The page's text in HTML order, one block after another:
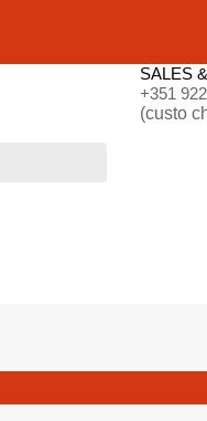
SALES
+351
(custo